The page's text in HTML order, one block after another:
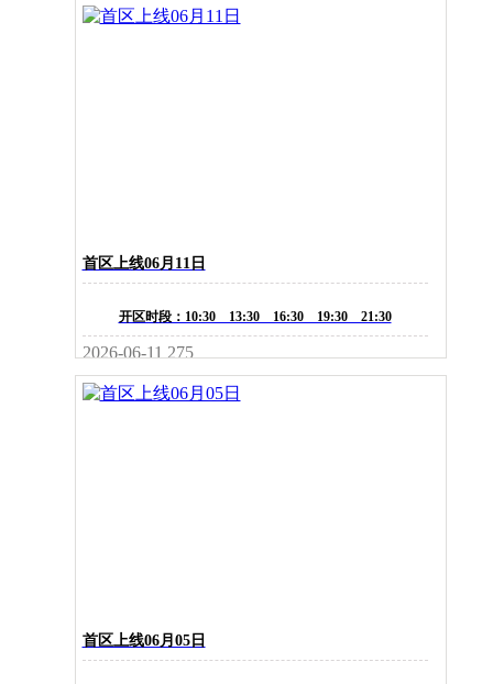
首区上线06月11日
开区时段：10:30 13:30 16:30 19:30 21:30
2026-06-11 275
首区上线06月05日